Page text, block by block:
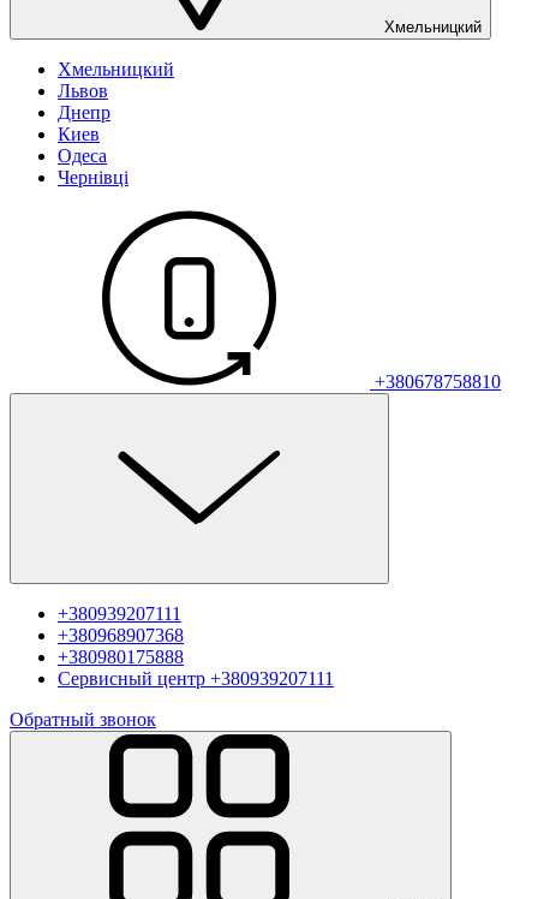
Хмельницкий
Хмельницкий
Львов
Днепр
Киев
Одеса
Чернівці
+380678758810
+380939207111
+380968907368
+380980175888
Сервисный центр +380939207111
Обратный звонок